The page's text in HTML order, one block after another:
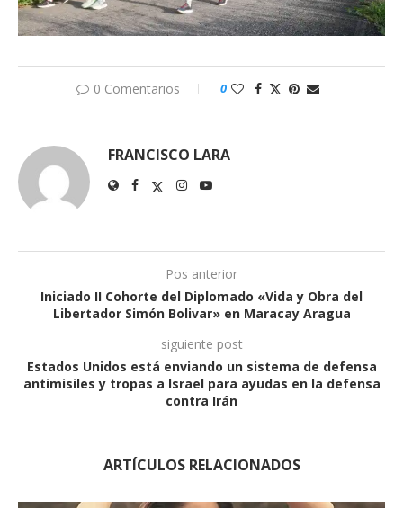
0 Comentarios 0
FRANCISCO LARA
Pos anterior
Iniciado II Cohorte del Diplomado «Vida y Obra del
Libertador Simón Bolivar» en Maracay Aragua
siguiente post
Estados Unidos está enviando un sistema de defensa
antimisiles y tropas a Israel para ayudas en la defensa
contra Irán
ARTÍCULOS RELACIONADOS